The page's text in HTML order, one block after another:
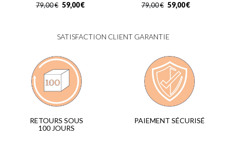
€
79,00 €
59,00 €
79,00 €
59,00
SATISFACTION CLIENT GARANTIE
RETOURS SOUS
100 JOURS
PAIEMENT SÉCURISÉ